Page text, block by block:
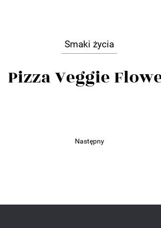
Smaki życia
Pizza Veggie
Następny